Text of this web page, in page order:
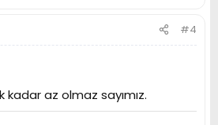
#4
az olmaz sayımız.